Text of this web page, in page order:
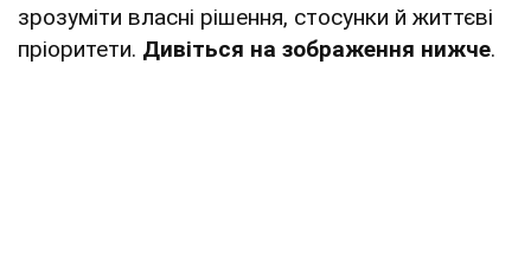
зрозуміти власні рішення, стосунки й життєві
пріоритети. Дивіться на зображення нижче.